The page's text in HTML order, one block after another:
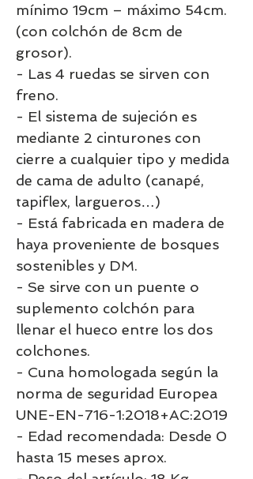
mínimo 19cm – máximo 54cm.
(con colchón de 8cm de
grosor).
- Las 4 ruedas se sirven con
freno.
- El sistema de sujeción es
mediante 2 cinturones con
cierre a cualquier tipo y medida
de cama de adulto (canapé,
tapiflex, largueros…)
- Está fabricada en madera de
haya proveniente de bosques
sostenibles y DM.
- Se sirve con un puente o
suplemento colchón para
llenar el hueco entre los dos
colchones.
- Cuna homologada según la
norma de seguridad Europea
UNE-EN-716-1:2018+AC:2019
- Edad recomendada: Desde 0
hasta 15 meses aprox.